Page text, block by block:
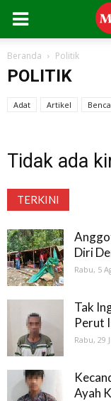
Beranda Politik
POLITIK
Adat Artikel
Tidak ada
TERKINI
Diri
Rabu, 5
Tak
Perut
Rabu, 29
Ayah